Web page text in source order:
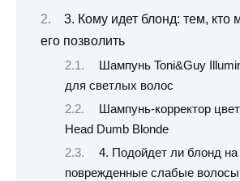
3. Кому идет блонд: тем, кто
его позволить
Шампунь Toni&Guy
для светлых волос
Шампунь-корректор
Head Dumb Blonde
4. Подойдет ли блонд на
поврежденные слабые волосы